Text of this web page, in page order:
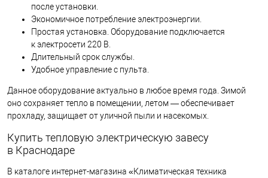
после установки.
Экономичное потребление электроэнергии.
Простая установка. Оборудование подключается
к электросети 220 В.
Длительный срок службы.
Удобное управление с пульта.
Данное оборудование актуально в любое время года. Зимой
оно сохраняет тепло в помещении, летом — обеспечивает
прохладу, защищает от уличной пыли и насекомых.
Купить тепловую электрическую завесу
в Краснодаре
В каталоге интернет-магазина «Климатическая техника